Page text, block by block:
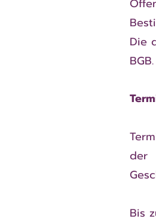
Die
der
Bis